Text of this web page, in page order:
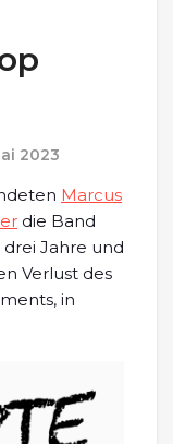
2023
Marcus
die Band
drei Jahre und
Verlust des
in